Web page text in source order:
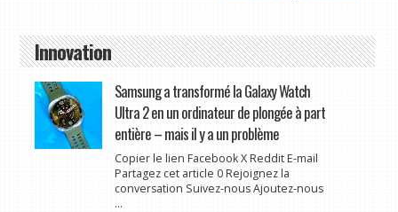
Innovation
Samsung a transformé la Galaxy Watch
Ultra 2 en un ordinateur de plongée à part
entière – mais il y a un problème
Copier le lien Facebook X Reddit E-mail
Partagez cet article 0 Rejoignez la
conversation Suivez-nous Ajoutez-nous
...